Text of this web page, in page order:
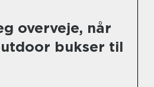
overveje, når
bukser til